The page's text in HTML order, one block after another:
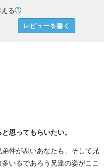
る
レビューを書く
思ってもらいたい。
仲が悪いあなたも、そして兄
いるであろう兄達の姿がここ